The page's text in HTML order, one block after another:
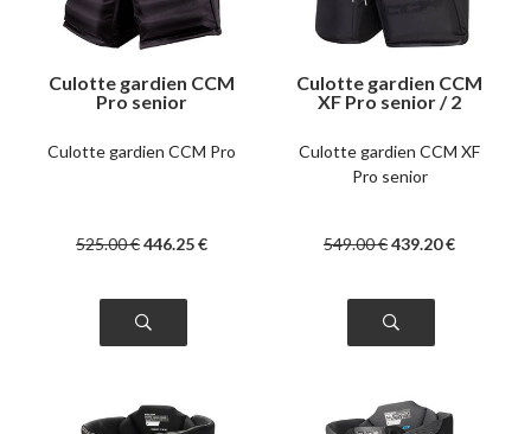
Culotte gardien CCM
Pro senior
Culotte gardien CCM Pro
525.00€446.25€
Culotte gardien CCM
XF Pro senior / 2
Culotte gardien CCM XF
Pro senior
549.00€439.20€